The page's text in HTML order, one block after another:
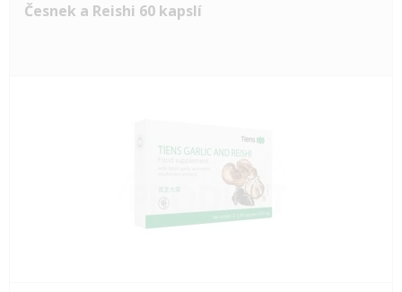
Česnek a Reishi 60 kapslí